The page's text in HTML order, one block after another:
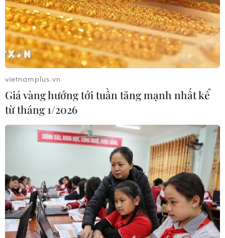
vietnamplus.vn
Giá vàng hướng tới tuần tăng mạnh nhất kể
từ tháng 1/2026